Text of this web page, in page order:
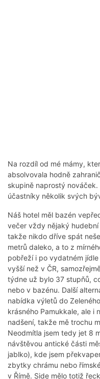
Na rozdíl od mé mámy,
absolvovala hodně
skupině naprostý
účastníky několik svých
Náš hotel měl bazén
večer vždy nějaký
takže nikdo dříve spát
metrů daleko, a to z
pobřeží i po vydatném
vyšší než v ČR,
týdne už bylo 37 stupňů,
nebo v bazénu. Další
nabídka výletů do
krásného Pamukkale, ale i
nadšení, takže mě trochu
Neodmítla jsem tedy jet 8
návštěvou antické části
jablko), kde jsem
zbytky chrámu nebo
v Římě. Side mělo totiž